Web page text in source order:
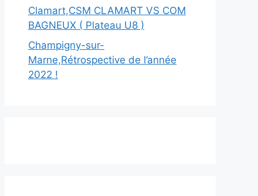
Clamart,CSM CLAMART VS COM
BAGNEUX ( Plateau U8 )
Champigny-sur-
Marne,Rétrospective de l’année
2022 !